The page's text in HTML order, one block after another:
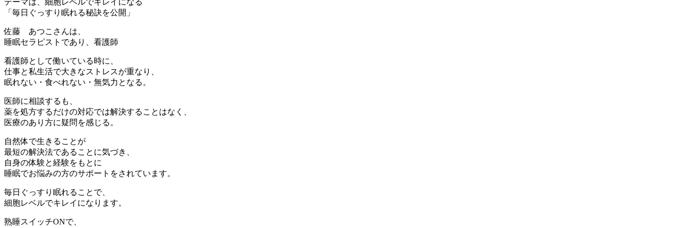
テーマは、細胞レベルでキレイになる
「毎日ぐっすり眠れる秘訣を公開」
佐藤 あつこさんは、
睡眠セラピストであり、看護師
看護師として働いている時に、
仕事と私生活で大きなストレスが重なり、
眠れない・食べれない・無気力となる。
医師に相談するも、
薬を処方するだけの対応では解決することはなく、
医療のあり方に疑問を感じる。
自然体で生きることが
最短の解決法であることに気づき、
自身の体験と経験をもとに
睡眠でお悩みの方のサポートをされています。
毎日ぐっすり眠れることで、
細胞レベルでキレイになります。
熟睡スイッチONで、